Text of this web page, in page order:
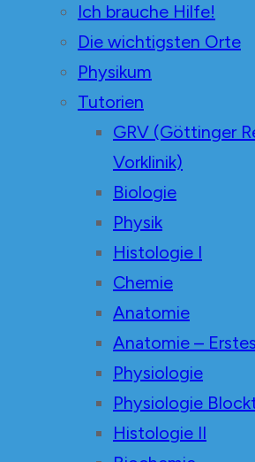
Ich brauche Hilfe!
Die wichtigsten Orte
Physikum
Tutorien
GRV (Göttinger
Vorklinik)
Biologie
Physik
Histologie I
Chemie
Anatomie
Anatomie –
Physiologie
Physiologie
Histologie II